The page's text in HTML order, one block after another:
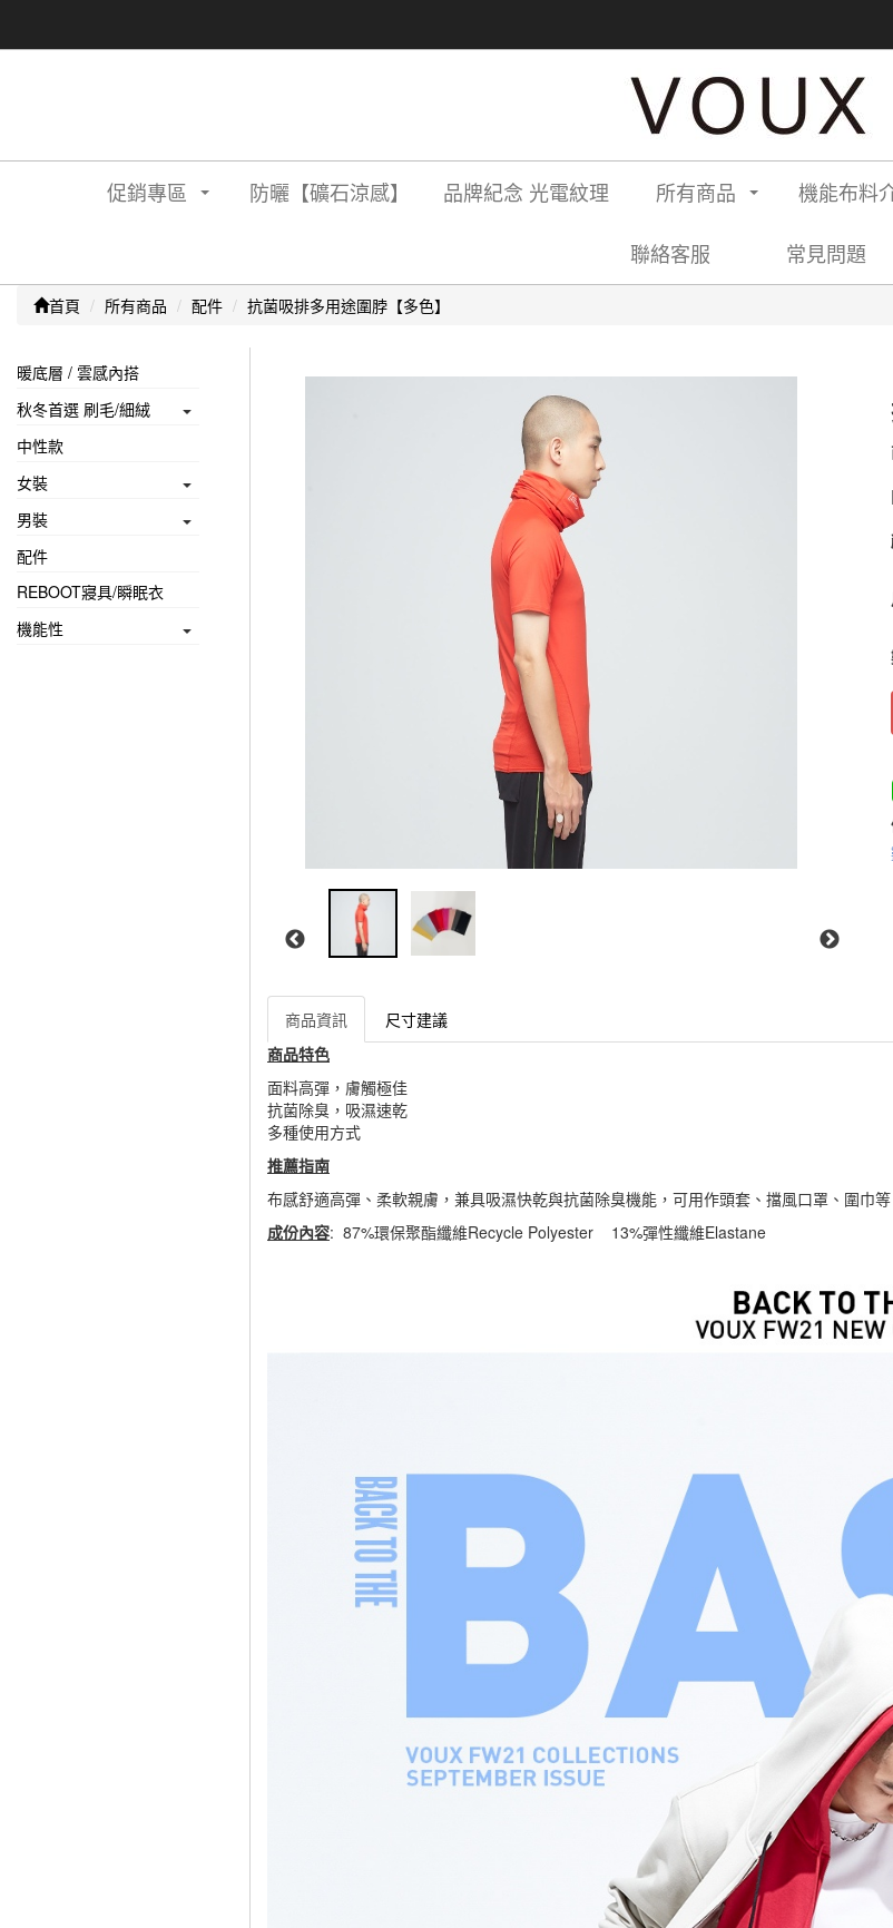
促銷專區 防曬【礦石涼感】 品牌紀念 光電紋理 所有商品 機能布料
聯絡客服 常見問題
首頁 所有商品 配件 抗菌吸排多用途圍脖【多色】
暖底層 / 雲感內搭
秋冬首選 刷毛/細絨
中性款
女裝
男裝
配件
REBOOT寢具/瞬眠衣
機能性
商品資訊
尺寸建議
商品特色
面料高彈，膚觸極佳
抗菌除臭，吸濕速乾
多種使用方式
推薦指南
布感舒適高彈、柔軟親膚，兼具吸濕快乾與抗菌除臭機能，可用作頭套、擋風口罩、圍巾
成份內容: 87%環保聚酯纖維Recycle Polyester 13%彈性纖維Elastane